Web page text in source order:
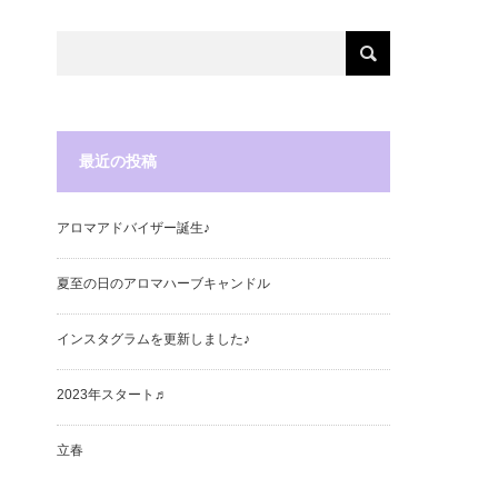
最近の投稿
アロマアドバイザー誕生♪
夏至の日のアロマハーブキャンドル
インスタグラムを更新しました♪
2023年スタート♬
立春